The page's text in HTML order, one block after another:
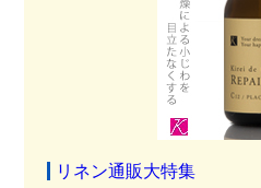
リネン通販大特集